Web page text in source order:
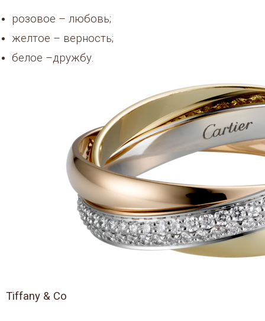
розовое – любовь;
желтое – верность;
белое –дружбу.
Tiffany & Co